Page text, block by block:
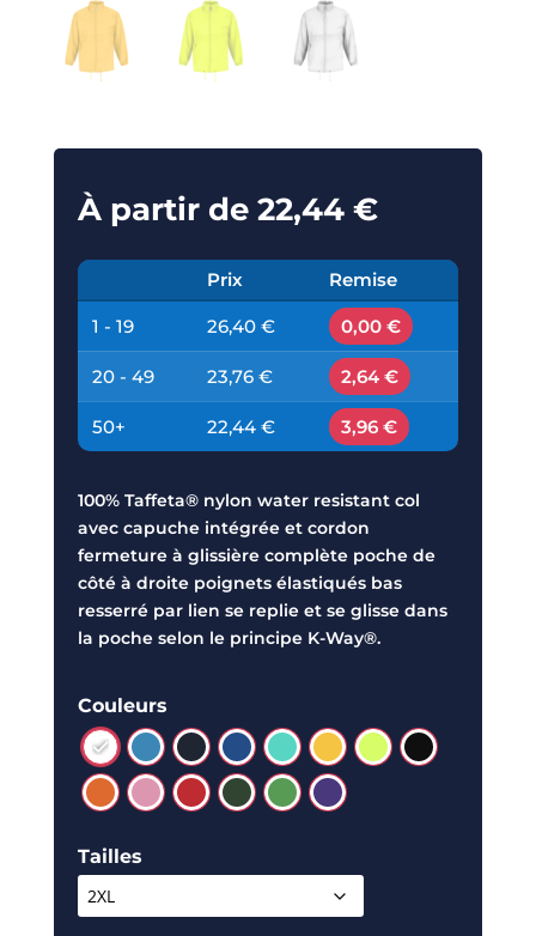
À partir de 22,44 €
Prix Remise
1 - 19 26,40 € 0,00 €
20 - 49 23,76 € 2,64 €
50+ 22,44 € 3,96 €
100% Taffeta® nylon water resistant col
avec capuche intégrée et cordon
fermeture à glissière complète poche de
côté à droite poignets élastiqués bas
resserré par lien se replie et se glisse dans
la poche selon le principe K-Way®.
Couleurs
Tailles